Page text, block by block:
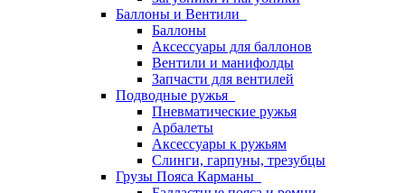
Баллоны и Вентили
Баллоны
Аксессуары для баллонов
Вентили и манифолды
Запчасти для вентилей
Подводные ружья
Пневматические ружья
Арбалеты
Аксессуары к ружьям
Слинги, гарпуны, трезубцы
Грузы Пояса Карманы